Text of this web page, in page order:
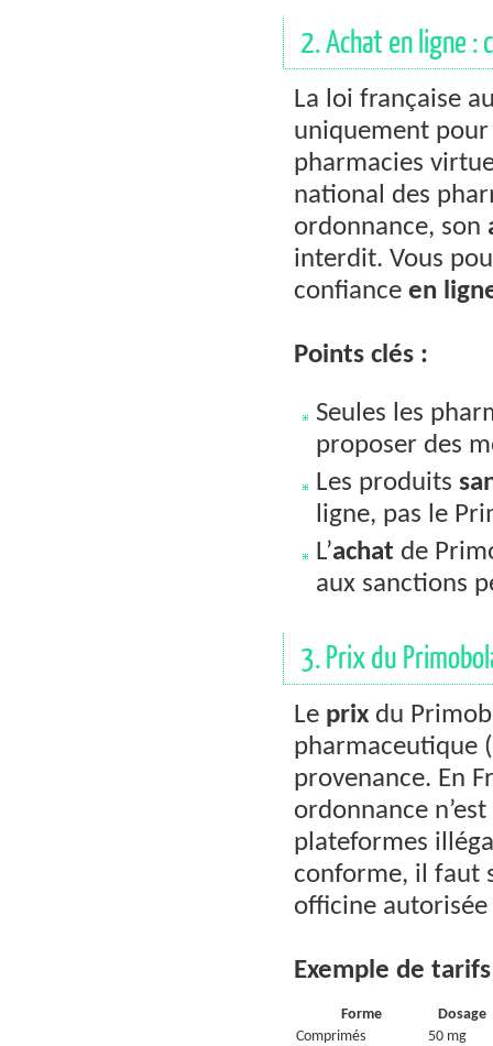
2. Achat en ligne :
La loi française
uniquement
pharmacies
national des
ordonnance, son
interdit. Vous
confiance en
Points clés :
Seules les
proposer des
Les produits
ligne, pas le
L’achat de
aux sanctions
3. Prix du
Le prix du
pharmaceutique
provenance. En
ordonnance
plateformes
conforme, il faut
officine
Exemple de
Forme
Dosage
Comprimés
50 mg